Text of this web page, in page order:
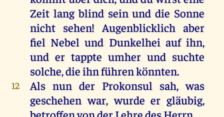
Zeit lang blind sein und die Sonne
nicht sehen! Augenblicklichaber
fiel Nebelund Dunkelhei auf ihn,
und ertappteumher und suchte
solche,dieihnführenkönnten.
12 Als nun der Prokonsul sah,was
geschehen war,wurde er gläubig,